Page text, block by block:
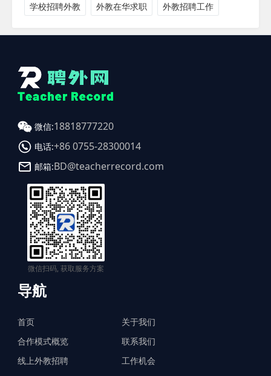
学校招聘外教 外教在华求职 外教招聘工作
微信:18818777220
电话:+86 0755-28300014
邮箱:BD@teacherrecord.com
微信扫码, 获取服务方案
导航
首页
合作模式概览
线上外教招聘
关于我们
联系我们
工作机会